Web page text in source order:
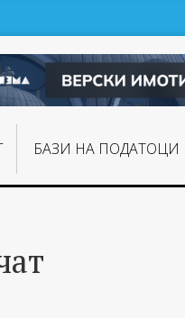
БАЗИ НА ПОДАТОЦИ